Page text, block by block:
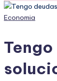
Publicado
Economia